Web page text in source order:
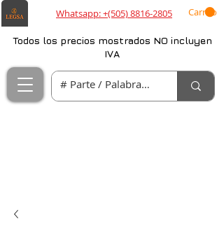
Whatsapp: +(505) 8816-2805 Carrito
Todos los precios mostrados NO incluyen
IVA